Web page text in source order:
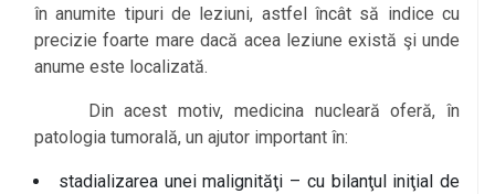
în anumite tipuri de leziuni, astfel încât să indice cu
precizie foarte mare dacă acea leziune există şi unde
anume este localizată.
Din acest motiv, medicina nucleară oferă, în
patologia tumorală, un ajutor important în:
stadializarea unei malignităţi – cu bilanţul iniţial de